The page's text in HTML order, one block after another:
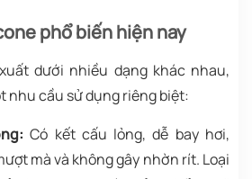
phổ biến hiện nay
dưới nhiều dạng khác nhau,
nhu cầu sử dụng riêng biệt:
Có kết cấu lỏng, dễ bay hơi,
mà và không gây nhờn rít. Loại